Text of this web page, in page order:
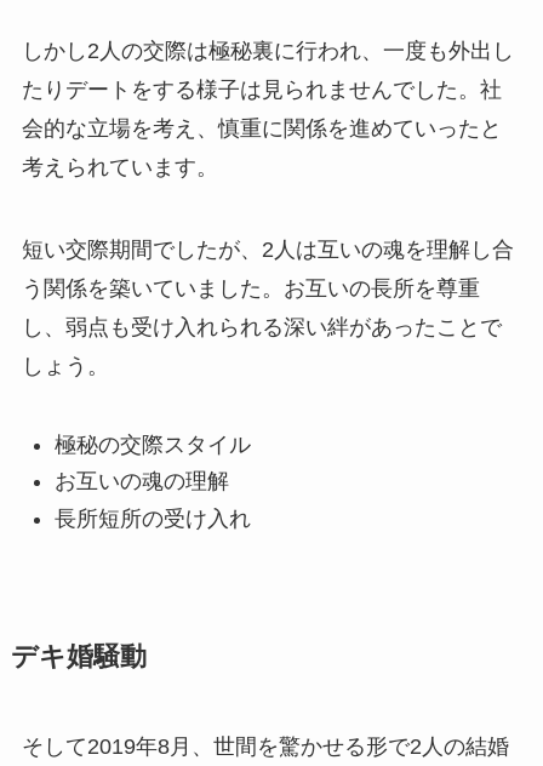
しかし2人の交際は極秘裏に行われ、一度も外出し
たりデートをする様子は見られませんでした。社
会的な立場を考え、慎重に関係を進めていったと
考えられています。
短い交際期間でしたが、2人は互いの魂を理解し合
う関係を築いていました。お互いの長所を尊重
し、弱点も受け入れられる深い絆があったことで
しょう。
極秘の交際スタイル
お互いの魂の理解
長所短所の受け入れ
デキ婚騒動
そして2019年8月、世間を驚かせる形で2人の結婚